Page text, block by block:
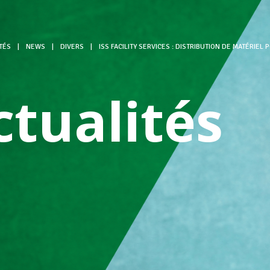
NEWS DIVERS ISS FACILITY SERVICES : DISTRIBUTION DE MATÉRIEL